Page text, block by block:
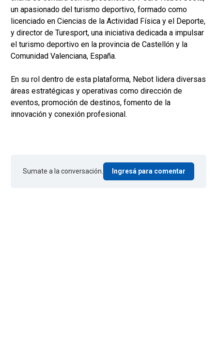
un apasionado del turismo deportivo, formado como
licenciado en Ciencias de la Actividad Física y el Deporte,
y director de Turesport, una iniciativa dedicada a impulsar
el turismo deportivo en la provincia de Castellón y la
Comunidad Valenciana, España.
En su rol dentro de esta plataforma, Nebot lidera diversas
áreas estratégicas y operativas como dirección de
eventos, promoción de destinos, fomento de la
innovación y conexión profesional.
Sumate a la conversación. Ingresá para comentar